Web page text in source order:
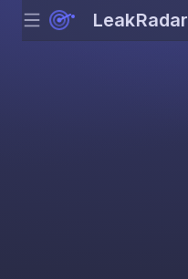
Menu LeakRadar